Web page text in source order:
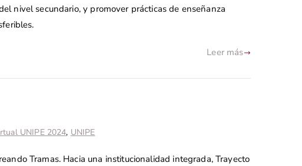
nivel secundario, y promover prácticas de enseñanza
Leer más
UNIPE 2024, UNIPE
Tramas. Hacia una institucionalidad integrada, Trayecto